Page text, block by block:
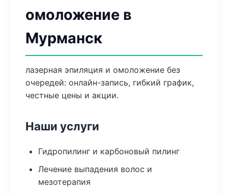
омоложение в
Мурманск
лазерная эпиляция и омоложение без
очередей: онлайн-запись, гибкий график,
честные цены и акции.
Наши услуги
Гидропилинг и карбоновый пилинг
Лечение выпадения волос и
мезотерапия